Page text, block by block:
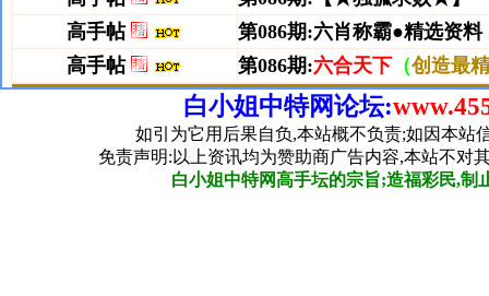
白小姐中特网论坛:
如引为它用后果自负,本站概不负责;如因本站
免责声明:以上资讯均为赞助商广告内容,本站不对
白小姐中特网高手坛的宗旨;造福彩民,制